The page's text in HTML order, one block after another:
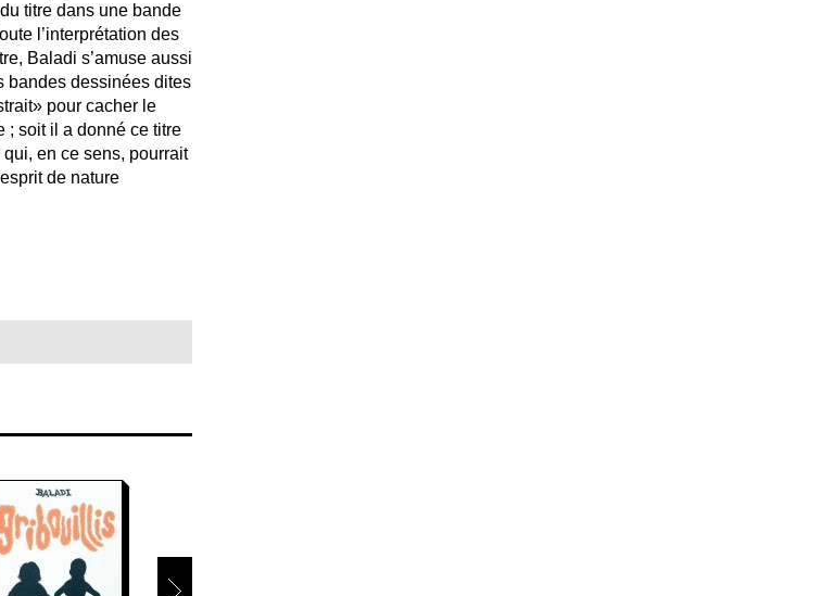
titre dans une bande
l’interprétation des
Baladi s’amuse aussi
bandes dessinées dites
pour cacher le
; soit il a donné ce titre
en ce sens, pourrait
de nature